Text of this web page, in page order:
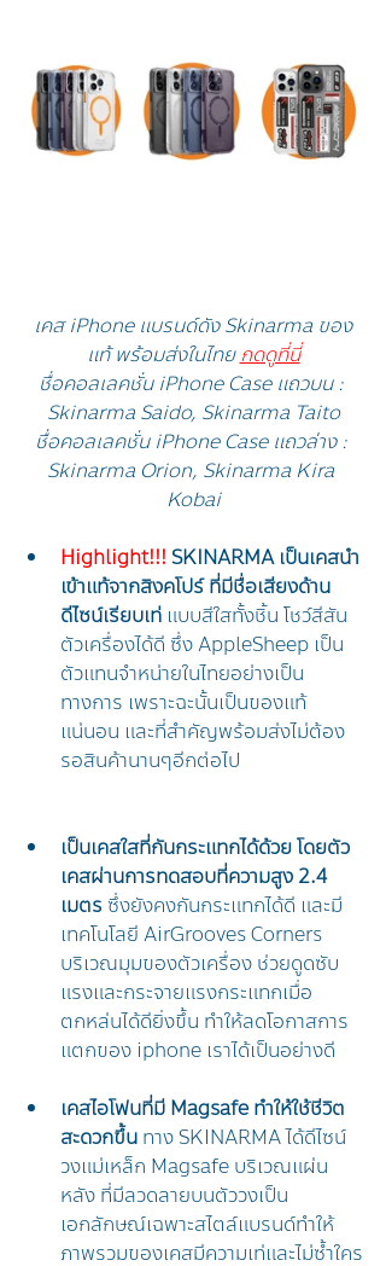
เคส iPhone แบรนด์ดัง Skinarma ของ
แท้ พร้อมส่งในไทย กดดูที่นี่
ชื่อคอลเลคชั่น iPhone Case แถวบน :
Skinarma Saido, Skinarma Taito
ชื่อคอลเลคชั่น iPhone Case แถวล่าง :
Skinarma Orion, Skinarma Kira
Kobai
Highlight!!! SKINARMA เป็นเคสนำ
เข้าแท้จากสิงคโปร์ ที่มีชื่อเสียงด้าน
ดีไซน์เรียบเท่ แบบสีใสทั้งชิ้น โชว์สีสัน
ตัวเครื่องได้ดี ซึ่ง AppleSheep เป็น
ตัวแทนจำหน่ายในไทยอย่างเป็น
ทางการ เพราะฉะนั้นเป็นของแท้
แน่นอน และที่สำคัญพร้อมส่งไม่ต้อง
รอสินค้านานๆอีกต่อไป
เป็นเคสใสที่กันกระแทกได้ด้วย โดยตัว
เคสผ่านการทดสอบที่ความสูง 2.4
เมตร ซึ่งยังคงกันกระแทกได้ดี และมี
เทคโนโลยี AirGrooves Corners
บริเวณมุมของตัวเครื่อง ช่วยดูดซับ
แรงและกระจายแรงกระแทกเมื่อ
ตกหล่นได้ดียิ่งขึ้น ทำให้ลดโอกาสการ
แตกของ iphone เราได้เป็นอย่างดี
เคสไอโฟนที่มี Magsafe ทำให้ใช้ชีวิต
สะดวกขึ้น ทาง SKINARMA ได้ดีไซน์
วงแม่เหล็ก Magsafe บริเวณแผ่น
หลัง ที่มีลวดลายบนตัววงเป็น
เอกลักษณ์เฉพาะสไตล์แบรนด์ทำให้
ภาพรวมของเคสมีความเท่และไม่ซ้ำใคร